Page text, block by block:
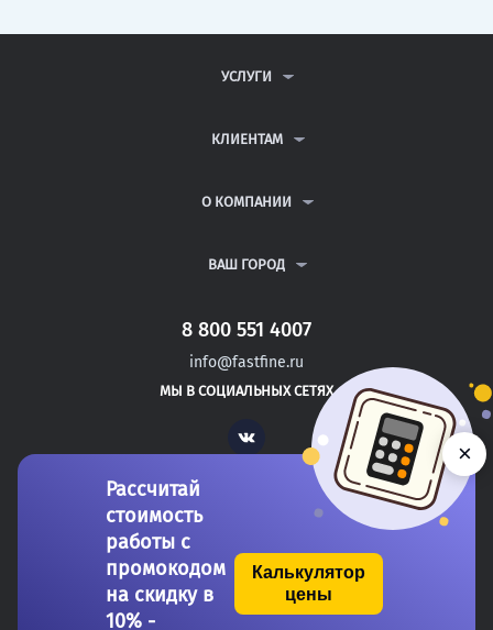
УСЛУГИ
ДИПЛОМНЫЕ РАБОТЫ
РЕФЕРАТЫ
КЛИЕНТАМ
ВОПРОСЫ И ОТВЕТЫ
ПОЛИТИКА КОНФИДЕНЦИАЛЬНОСТИ
О КОМПАНИИ
КОНТАКТЫ
ВАШ ГОРОД
САНКТ-ПЕТЕРБУРГ
НИЖНЯЯ ТУРА
ГУБКИНСКИЙ
8 800 551 4007
info@fastfine.ru
МЫ В СОЦИАЛЬНЫХ СЕТЯХ
Vk
Copyright 2011-2026 FastFine.ru
Рассчитай
стоимость
работы с
промокодом
на скидку в
10% -
Калькулятор
цены
×